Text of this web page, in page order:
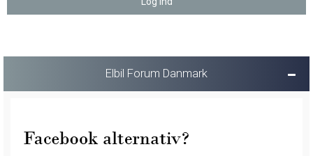
Elbil Forum Danmark